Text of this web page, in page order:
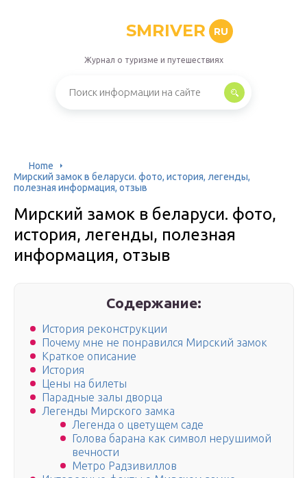
SMRIVER RU
Журнал о туризме и путешествиях
Home
Мирский замок в беларуси. фото, история, легенды,
полезная информация, отзыв
Мирский замок в беларуси. фото,
история, легенды, полезная
информация, отзыв
Содержание:
История реконструкции
Почему мне не понравился Мирский замок
Краткое описание
История
Цены на билеты
Парадные залы дворца
Легенды Мирского замка
Легенда о цветущем саде
Голова барана как символ нерушимой
вечности
Метро Радзивиллов